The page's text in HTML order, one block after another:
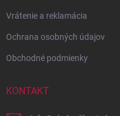
Vrátenie a reklamácia
Ochrana osobných údajov
Obchodné podmienky
KONTAKT